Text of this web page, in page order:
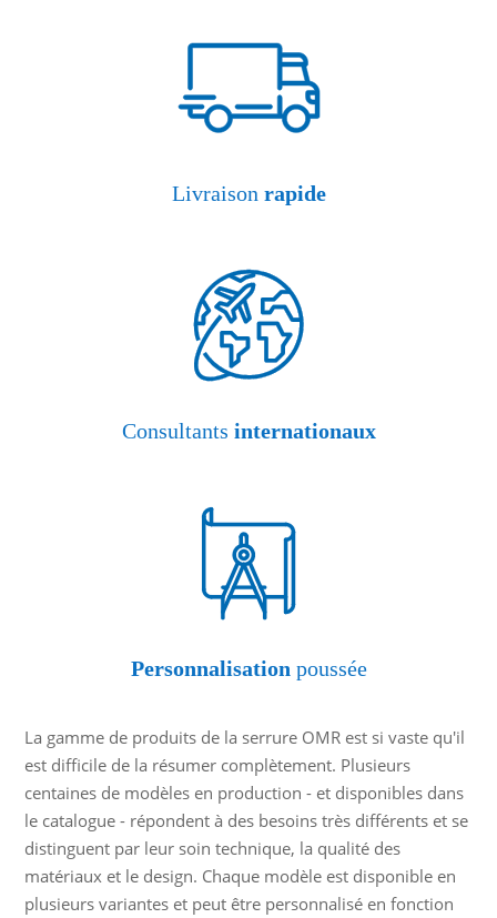
Livraison rapide
Consultants internationaux
Personnalisation poussée
La gamme de produits de la serrure OMR est si vaste qu'il
est difficile de la résumer complètement. Plusieurs
centaines de modèles en production - et disponibles dans
le catalogue - répondent à des besoins très différents et se
distinguent par leur soin technique, la qualité des
matériaux et le design. Chaque modèle est disponible en
plusieurs variantes et peut être personnalisé en fonction